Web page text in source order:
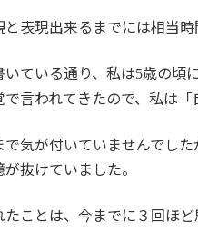
表現出来るまでには相当時
ている通り、私は5歳の頃
言われてきたので、私は
気が付いていませんでし
抜けていました。
ことは、今までに３回ほ